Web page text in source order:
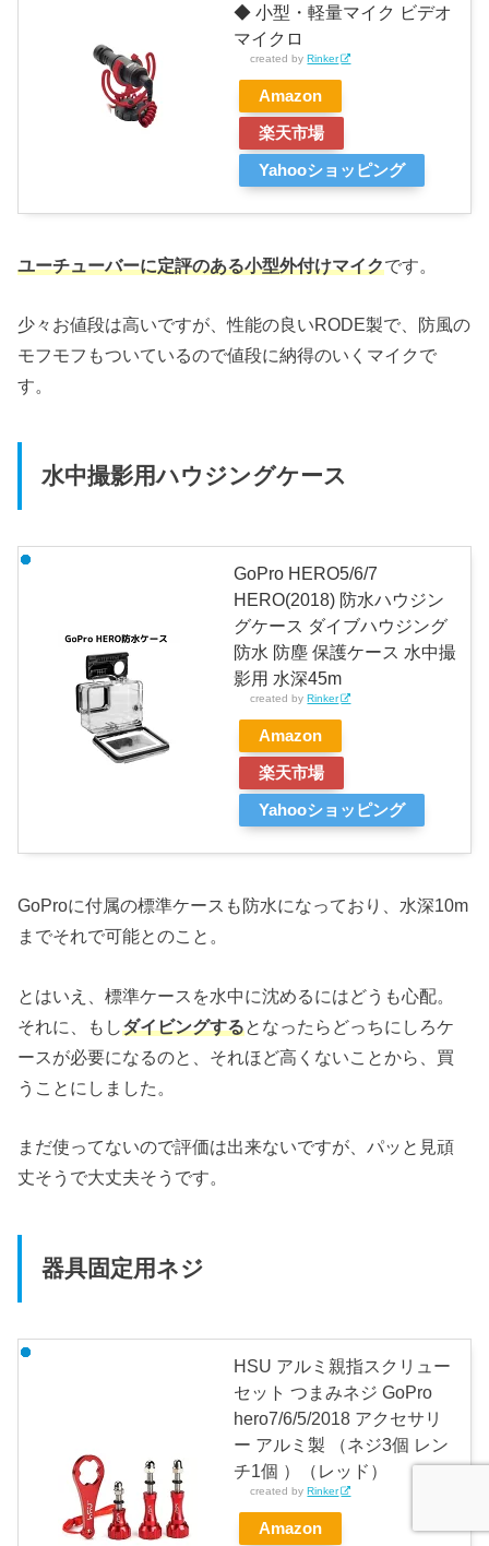
◆ 小型・軽量マイク ビデオ
マイクロ
created byRinker
Amazon
楽天市場
Yahooショッピング
ユーチューバーに定評のある小型外付けマイクです。
少々お値段は高いですが、性能の良いRODE製で、防風の
モフモフもついているので値段に納得のいくマイクで
す。
水中撮影用ハウジングケース
GoPro HERO5/6/7
HERO(2018) 防水ハウジン
グケース ダイブハウジング
防水 防塵 保護ケース 水中撮
影用 水深45m
created byRinker
Amazon
楽天市場
Yahooショッピング
GoProに付属の標準ケースも防水になっており、水深10m
までそれで可能とのこと。
とはいえ、標準ケースを水中に沈めるにはどうも心配。
それに、もしダイビングするとなったらどっちにしろケ
ースが必要になるのと、それほど高くないことから、買
うことにしました。
まだ使ってないので評価は出来ないですが、パッと見頑
丈そうで大丈夫そうです。
器具固定用ネジ
HSU アルミ親指スクリュー
セット つまみネジ GoPro
hero7/6/5/2018 アクセサリ
ー アルミ製 （ネジ3個 レン
チ1個 ）（レッド）
created byRinker
Amazon